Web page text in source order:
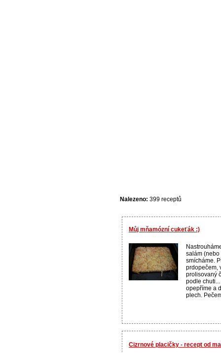
Nalezeno: 399 receptů
Můj mňamózní cukeťák :)
salám (nebo
smícháme.
prdopečem,
prolisovaný
podle
opepříme a
plech.
Cizrnové placičky - recept od